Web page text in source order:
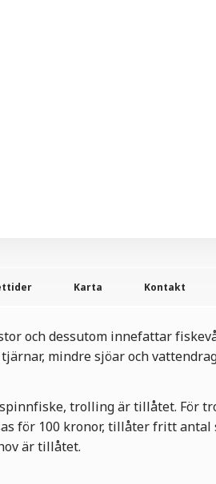
Karta Kontakt
och dessutom innefattar
mindre sjöar och
spinnfiske, trolling är tillåtet. För
för 100 kronor, tillåter fritt antal
är tillåtet.